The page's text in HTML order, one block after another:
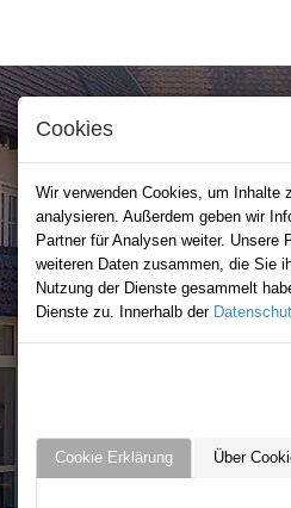
Cookies
Wir verwenden Cookies, um Inhalte
analysieren. Außerdem geben wir
Partner für Analysen weiter. Unsere
weiteren Daten zusammen, die Sie
Nutzung der Dienste gesammelt
Dienste zu. Innerhalb der
Cookie Erklärung Über